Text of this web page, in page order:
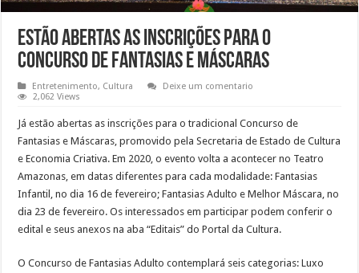
Estão abertas as inscrições para o
Concurso de Fantasias e Máscaras
Entretenimento, Cultura
Deixe um comentario
2,062 Views
Já estão abertas as inscrições para o tradicional Concurso de
Fantasias e Máscaras, promovido pela Secretaria de Estado de Cultura
e Economia Criativa. Em 2020, o evento volta a acontecer no Teatro
Amazonas, em datas diferentes para cada modalidade: Fantasias
Infantil, no dia 16 de fevereiro; Fantasias Adulto e Melhor Máscara, no
dia 23 de fevereiro. Os interessados em participar podem conferir o
edital e seus anexos na aba “Editais” do Portal da Cultura.
O Concurso de Fantasias Adulto contemplará seis categorias: Luxo